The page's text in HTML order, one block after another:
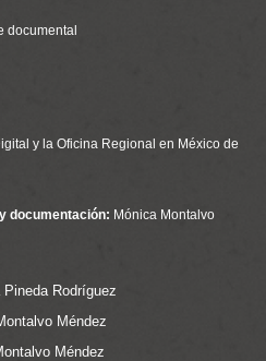
documental
y la Oficina Regional en México de
documentación: Mónica Montalvo
Rodríguez
Méndez
Méndez